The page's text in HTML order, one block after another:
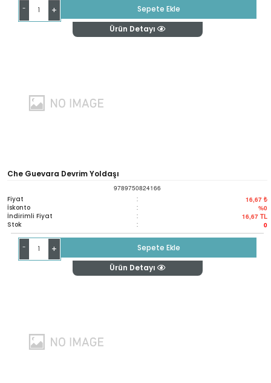
- +
Sepete Ekle
Ürün Detayı
Che Guevara Devrim Yoldaşı
9789750824166
Fiyat : 16,67 ₺
İskonto : %0
İndirimli Fiyat : 16,67 TL
Stok : 0
- +
Sepete Ekle
Ürün Detayı